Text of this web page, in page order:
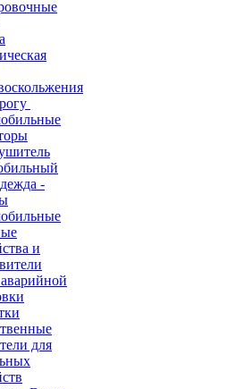
-
и
для